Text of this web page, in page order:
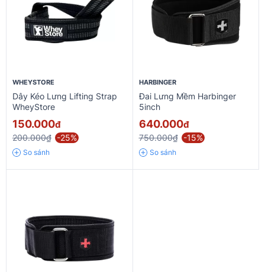
WHEYSTORE
Dây Kéo Lưng Lifting Strap
WheyStore
150.000đ
200.000₫ -25%
So sánh
HARBINGER
Đai Lưng Mềm Harbinger
5inch
640.000đ
750.000₫ -15%
So sánh